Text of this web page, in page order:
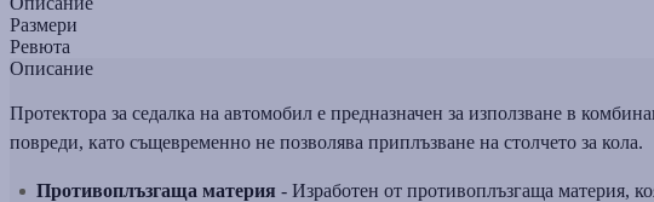
Размери
Ревюта
Описание
Протектора за седалка на автомобил е предназначен за използване в
повреди, като същевременно не позволява приплъзване на столчето за кола.
Противоплъзгаща материя - Изработен от противоплъзгаща материя,